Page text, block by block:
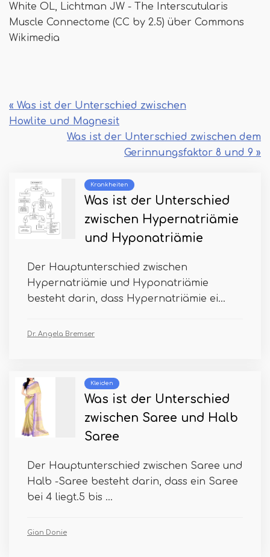
White OL, Lichtman JW - The Interscutularis
Muscle Connectome (CC by 2.5) über Commons
Wikimedia
« Was ist der Unterschied zwischen
Howlite und Magnesit
Was ist der Unterschied zwischen dem
Gerinnungsfaktor 8 und 9 »
Krankheiten
Was ist der Unterschied
zwischen Hypernatriämie
und Hyponatriämie
Der Hauptunterschied zwischen
Hypernatriämie und Hyponatriämie
besteht darin, dass Hypernatriämie ei...
Dr. Angela Bremser
Kleiden
Was ist der Unterschied
zwischen Saree und Halb
Saree
Der Hauptunterschied zwischen Saree und
Halb -Saree besteht darin, dass ein Saree
bei 4 liegt.5 bis ...
Gian Donie